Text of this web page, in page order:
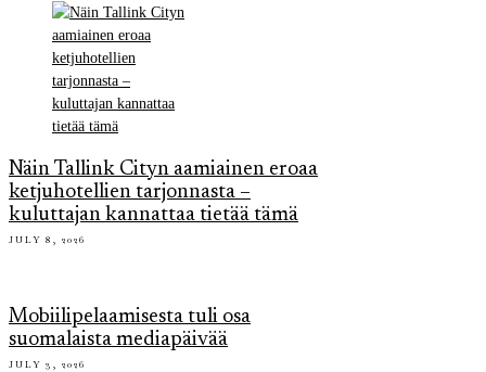
Näin Tallink Cityn aamiainen eroaa
ketjuhotellien tarjonnasta –
kuluttajan kannattaa tietää tämä
JULY 8, 2026
Mobiilipelaamisesta tuli osa
suomalaista mediapäivää
JULY 3, 2026